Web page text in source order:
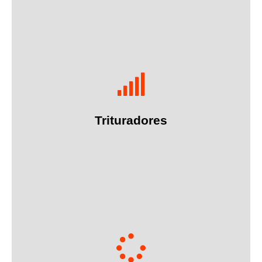
Trituradores
Máquinas utilizadas para partir ou cortar materiais
Mais informações
Mais informações